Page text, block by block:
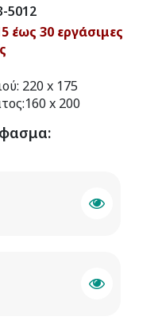
5012
έως 30 εργάσιμες
220 x 175
x 200
: